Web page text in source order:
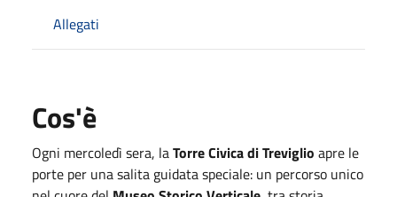
Allegati
Cos'è
Ogni mercoledì sera, laTorre Civica di Treviglio apre le
porte per una salita guidata speciale: un percorso unico